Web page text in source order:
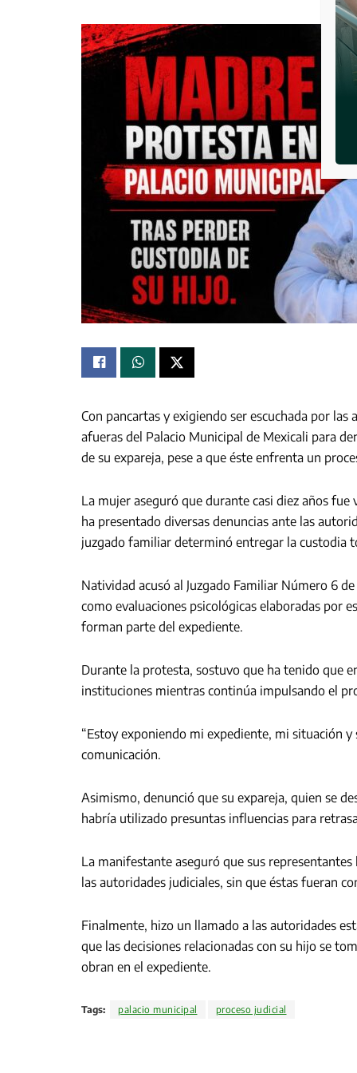
Con pancartas y exigiendo ser escuchada por
afueras del Palacio Municipal de Mexicali para
de su expareja, pese a que éste enfrenta un
La mujer aseguró que durante casi diez años
ha presentado diversas denuncias ante las
juzgado familiar determinó entregar la custodia
Natividad acusó al Juzgado Familiar Número 6
como evaluaciones psicológicas elaboradas por
forman parte del expediente.
Durante la protesta, sostuvo que ha tenido que
instituciones mientras continúa impulsando el
“Estoy exponiendo mi expediente, mi situación
comunicación.
Asimismo, denunció que su expareja, quien se
habría utilizado presuntas influencias para
La manifestante aseguró que sus
las autoridades judiciales, sin que éstas fueran
Finalmente, hizo un llamado a las autoridades
que las decisiones relacionadas con su hijo se
obran en el expediente.
Tags: palacio municipal proceso judicial